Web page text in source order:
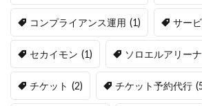
コンプライアンス運用 (1) サー
セカイモン (1) ソロエルアリーナ
チケット (2) チケット予約代行